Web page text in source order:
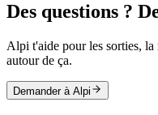
Des questions ?
Alpi t'aide pour les sorties,
autour de ça.
Demander à Alpi